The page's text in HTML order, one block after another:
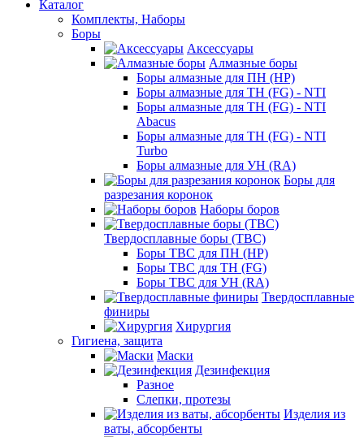
Каталог
Комплекты, Наборы
Боры
Аксессуары
Алмазные боры
Боры алмазные для ПН (HP)
Боры алмазные для ТН (FG) - NTI
Боры алмазные для ТН (FG) - NTI
Abacus
Боры алмазные для ТН (FG) - NTI
Turbo
Боры алмазные для УН (RA)
Боры для
разрезания коронок
Наборы боров
Твердосплавные боры (ТВС)
Боры ТВС для ПН (HP)
Боры ТВС для ТН (FG)
Боры ТВС для УН (RA)
Твердосплавные
финиры
Хирургия
Гигиена, защита
Маски
Дезинфекция
Разное
Слепки, протезы
Изделия из
ваты, абсорбенты